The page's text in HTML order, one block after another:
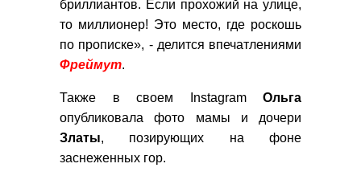
бриллиантов. Если прохожий на улице,
то миллионер! Это место, где роскошь
по прописке», - делится впечатлениями
Фреймут.
Также в своем Instagram Ольга
опубликовала фото мамы и дочери
Златы, позирующих на фоне
заснеженных гор.